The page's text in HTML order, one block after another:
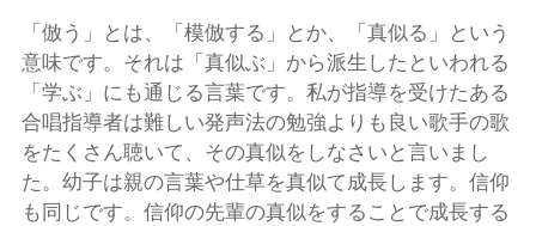
「倣う」とは、「模倣する」とか、「真似る」という
意味です。それは「真似ぶ」から派生したといわれる
「学ぶ」にも通じる言葉です。私が指導を受けたある
合唱指導者は難しい発声法の勉強よりも良い歌手の歌
をたくさん聴いて、その真似をしなさいと言いまし
た。幼子は親の言葉や仕草を真似て成長します。信仰
も同じです。信仰の先輩の真似をすることで成長する